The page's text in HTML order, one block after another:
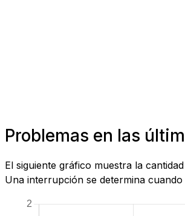
Problemas en las
El siguiente gráfico muestra la
Una interrupción se determina